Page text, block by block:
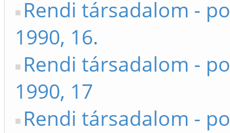
Rendi társadalom -
1990, 16.
Rendi társadalom -
1990, 17
Rendi társadalom -